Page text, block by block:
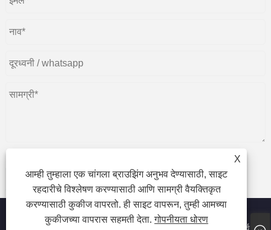
प्रस्तुत करणे
X
आम्ही तुम्हाला एक चांगला ब्राउझिंग अनुभव देण्यासाठी, साइट
रहदारीचे विश्लेषण करण्यासाठी आणि सामग्री वैयक्तिकृत
करण्यासाठी कुकीज वापरतो. ही साइट वापरून, तुम्ही आमच्या
कुकीजच्या वापरास सहमती देता.गोपनीयता धोरण
कॉपीराइट © 2023 Haining Bloom Advance Tarpaulin Co., Ltd. सर्व